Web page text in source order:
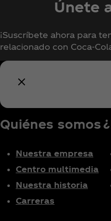
Únete
¡Suscríbete ahora para
relacionado con
Quiénes somos
Nuestra empresa
Centro multimedia
Nuestra historia
Carreras